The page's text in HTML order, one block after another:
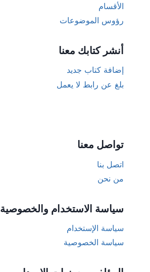
الأقسام
رؤوس الموضوعات
أنشر كتابك معنا
إضافة كتاب جديد
بلغ عن رابط لا يعمل
تواصل معنا
اتصل بنا
من نحن
سياسة الاستخدام والخصوصية
سياسة الإستخدام
سياسة الخصوصية